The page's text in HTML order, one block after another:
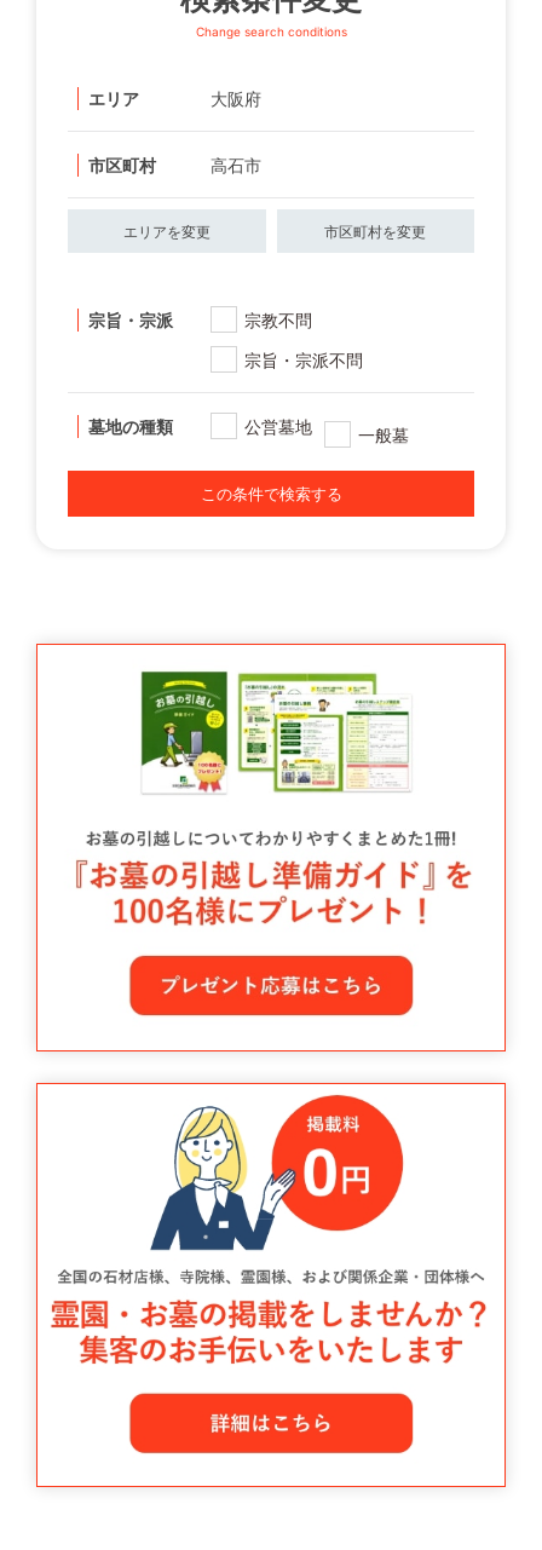
Change search conditions
エリア 大阪府
市区町村 高石市
エリアを変更 市区町村を変更
宗旨・宗派
宗教不問
宗旨・宗派不問
墓地の種類 公営墓地 一般墓
この条件で検索する